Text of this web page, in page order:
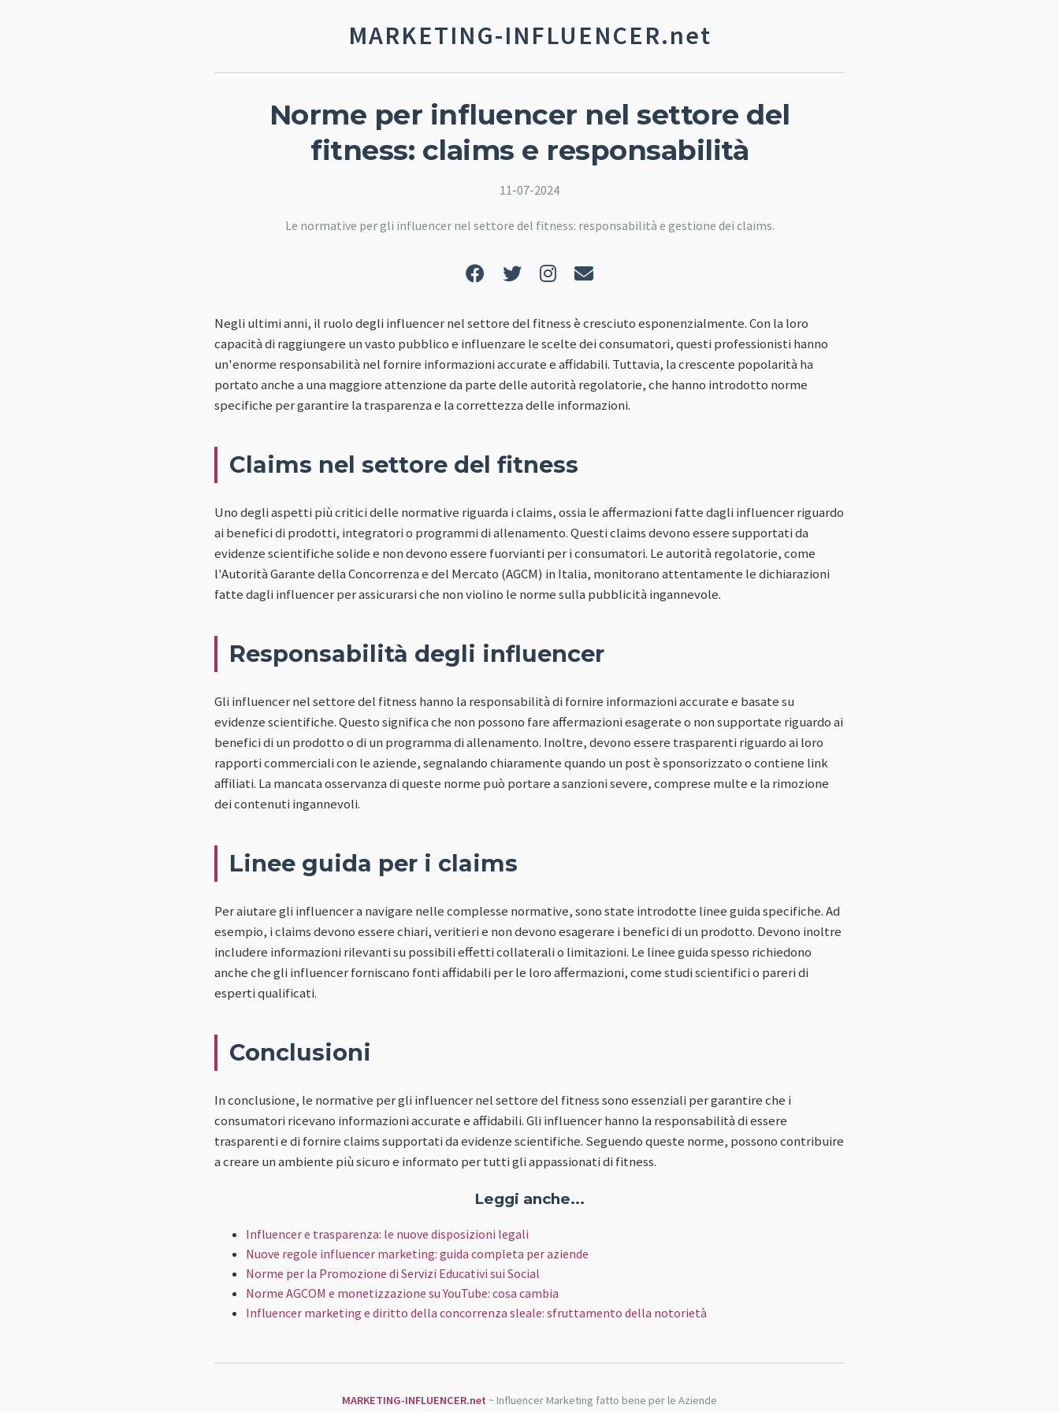
MARKETING-INFLUENCER.net
Norme per influencer nel settore del
fitness: claims e responsabilità
11-07-2024
Le normative per gli influencer nel settore del fitness: responsabilità e gestione dei claims.
Negli ultimi anni, il ruolo degli influencer nel settore del fitness è cresciuto esponenzialmente. Con la loro
capacità di raggiungere un vasto pubblico e influenzare le scelte dei consumatori, questi professionisti hanno
un'enorme responsabilità nel fornire informazioni accurate e affidabili. Tuttavia, la crescente popolarità ha
portato anche a una maggiore attenzione da parte delle autorità regolatorie, che hanno introdotto norme
specifiche per garantire la trasparenza e la correttezza delle informazioni.
Claims nel settore del fitness
Uno degli aspetti più critici delle normative riguarda i claims, ossia le affermazioni fatte dagli influencer riguardo
ai benefici di prodotti, integratori o programmi di allenamento. Questi claims devono essere supportati da
evidenze scientifiche solide e non devono essere fuorvianti per i consumatori. Le autorità regolatorie, come
l'Autorità Garante della Concorrenza e del Mercato (AGCM) in Italia, monitorano attentamente le dichiarazioni
fatte dagli influencer per assicurarsi che non violino le norme sulla pubblicità ingannevole.
Responsabilità degli influencer
Gli influencer nel settore del fitness hanno la responsabilità di fornire informazioni accurate e basate su
evidenze scientifiche. Questo significa che non possono fare affermazioni esagerate o non supportate riguardo ai
benefici di un prodotto o di un programma di allenamento. Inoltre, devono essere trasparenti riguardo ai loro
rapporti commerciali con le aziende, segnalando chiaramente quando un post è sponsorizzato o contiene link
affiliati. La mancata osservanza di queste norme può portare a sanzioni severe, comprese multe e la rimozione
dei contenuti ingannevoli.
Linee guida per i claims
Per aiutare gli influencer a navigare nelle complesse normative, sono state introdotte linee guida specifiche. Ad
esempio, i claims devono essere chiari, veritieri e non devono esagerare i benefici di un prodotto. Devono inoltre
includere informazioni rilevanti su possibili effetti collaterali o limitazioni. Le linee guida spesso richiedono
anche che gli influencer forniscano fonti affidabili per le loro affermazioni, come studi scientifici o pareri di
esperti qualificati.
Conclusioni
In conclusione, le normative per gli influencer nel settore del fitness sono essenziali per garantire che i
consumatori ricevano informazioni accurate e affidabili. Gli influencer hanno la responsabilità di essere
trasparenti e di fornire claims supportati da evidenze scientifiche. Seguendo queste norme, possono contribuire
a creare un ambiente più sicuro e informato per tutti gli appassionati di fitness.
Leggi anche...
Influencer e trasparenza: le nuove disposizioni legali
Nuove regole influencer marketing: guida completa per aziende
Norme per la Promozione di Servizi Educativi sui Social
Norme AGCOM e monetizzazione su YouTube: cosa cambia
Influencer marketing e diritto della concorrenza sleale: sfruttamento della notorietà
MARKETING-INFLUENCER.net ~ Influencer Marketing fatto bene per le Aziende